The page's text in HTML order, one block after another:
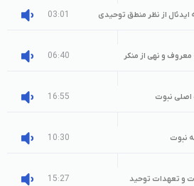
از نظر منطق توحیدی 03:01
و نهی از منکر 06:40
نبوت 16:55
نبوت 10:30
و تعهدات توحید 15:27